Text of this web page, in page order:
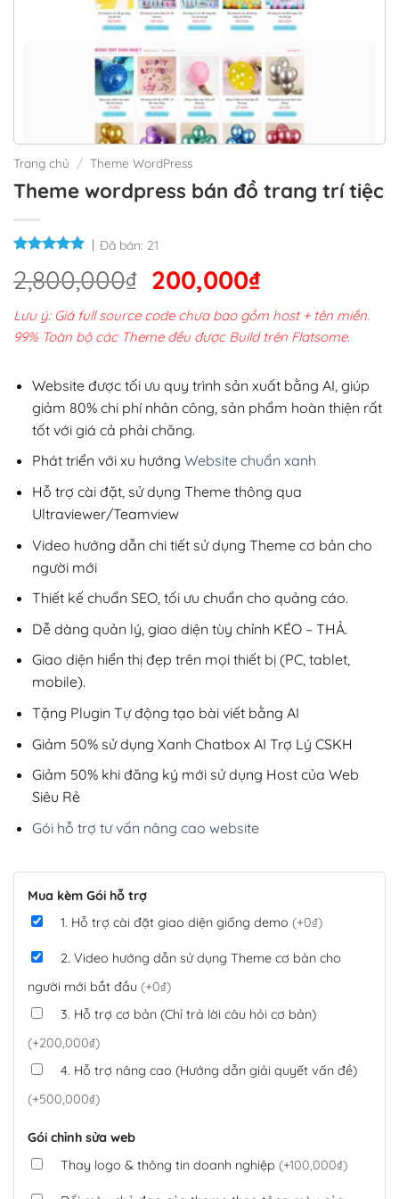
Trang chủ / Theme WordPress
Theme wordpress bán đồ trang trí tiệc
Đã bán: 21
2,800,000₫ Giá
gốc
là:
2,800,000₫.
200,000₫Giá
hiện
tại
200,000₫.
Lưu ý: Giá full source code chưa bao gồm host + tên miền.
99% Toàn bộ các Theme đều được Build trên Flatsome.
Website được tối ưu quy trình sản xuất bằng AI, giúp
giảm 80% chi phí nhân công, sản phẩm hoàn thiện rất
tốt với giá cả phải chăng.
Phát triển với xu hướng Website chuẩn xanh
Hỗ trợ cài đặt, sử dụng Theme thông qua
Ultraviewer/Teamview
Video hướng dẫn chi tiết sử dụng Theme cơ bản cho
người mới
Thiết kế chuẩn SEO, tối ưu chuẩn cho quảng cáo.
Dễ dàng quản lý, giao diện tùy chỉnh KÉO – THẢ.
Giao diện hiển thị đẹp trên mọi thiết bị (PC, tablet,
mobile).
Tặng Plugin Tự động tạo bài viết bằng AI
Giảm 50% sử dụng Xanh Chatbox AI Trợ Lý CSKH
Giảm 50% khi đăng ký mới sử dụng Host của Web
Siêu Rẻ
Gói hỗ trợ tư vấn nâng cao website
Mua kèm Gói hỗ trợ
1. Hỗ trợ cài đặt giao diện giống demo (+0₫)
2. Video hướng dẫn sử dụng Theme cơ bản cho
người mới bắt đầu (+0₫)
3. Hỗ trợ cơ bản (Chỉ trả lời câu hỏi cơ bản)
(+200,000₫)
4. Hỗ trợ nâng cao (Hướng dẫn giải quyết vấn đề)
(+500,000₫)
Gói chỉnh sửa web
Thay logo & thông tin doanh nghiệp (+100,000₫)